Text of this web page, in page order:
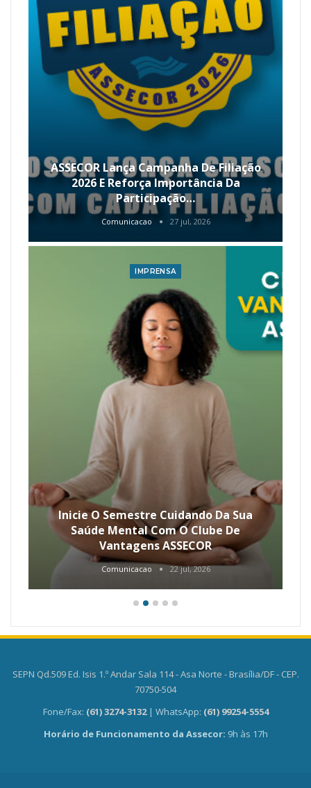
ASSECOR Lança Campanha De Filiação
2026 E Reforça Importância Da
Participação…
Comunicacao 27 jul, 2026
IMPRENSA
Inicie O Semestre Cuidando Da Sua
Saúde Mental Com O Clube De
Vantagens ASSECOR
Comunicacao 22 jul, 2026
SEPN Qd.509 Ed. Isis 1.º Andar Sala 114 - Asa Norte - Brasília/DF - CEP.
70750-504
Fone/Fax: (61) 3274-3132 | WhatsApp: (61) 99254-5554
Horário de Funcionamento da Assecor: 9h às 17h